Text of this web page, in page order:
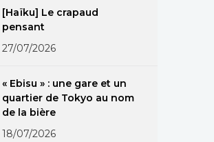
[Haïku] Le crapaud
pensant
27/07/2026
« Ebisu » : une gare et un
quartier de Tokyo au nom
de la bière
18/07/2026